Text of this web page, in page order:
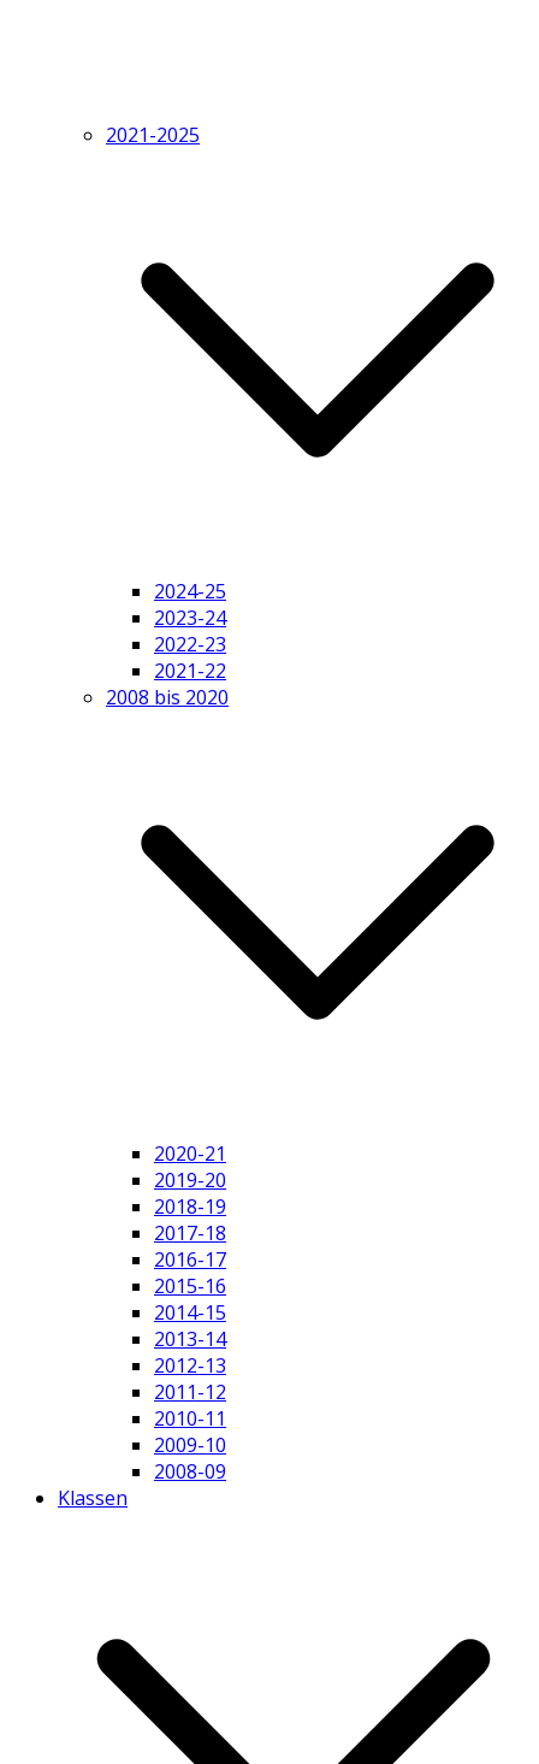
2021-2025
2024-25
2023-24
2022-23
2021-22
2008 bis 2020
2020-21
2019-20
2018-19
2017-18
2016-17
2015-16
2014-15
2013-14
2012-13
2011-12
2010-11
2009-10
2008-09
Klassen